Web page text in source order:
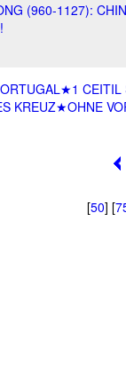
(960-1127):
CEITIL
KREUZ★OHNE
[50] [